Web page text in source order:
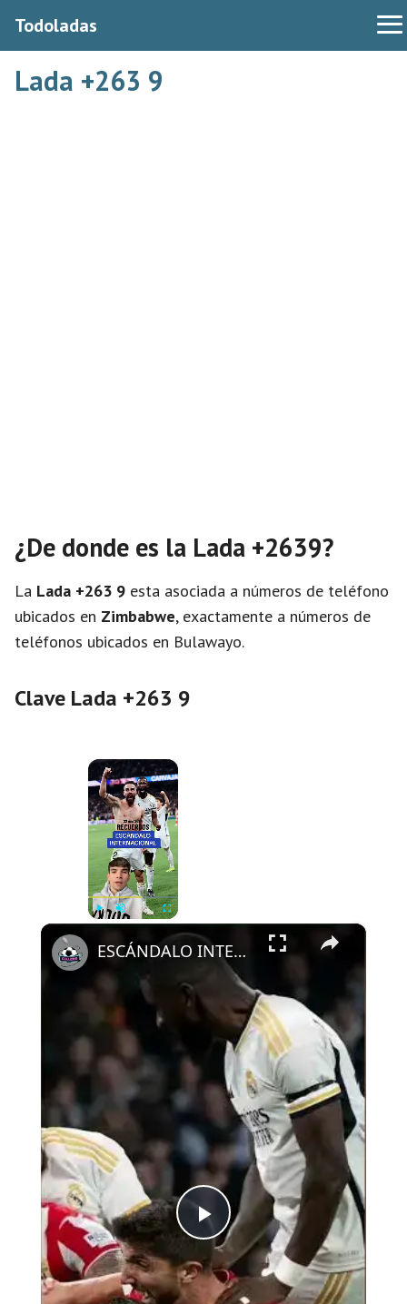
Todoladas
Lada +263 9
¿De donde es la Lada +2639?
La Lada +263 9 esta asociada a números de teléfono
ubicados en Zimbabwe, exactamente a números de
teléfonos ubicados en Bulawayo.
Clave Lada +263 9
×
×
P
ESCÁNDALO INTERNACIONAL